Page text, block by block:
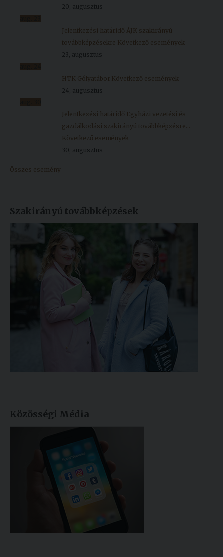
20, augusztus
Jelentkezési határidő ÁJK szakirányú
továbbképzésekre Következő események
23, augusztus
HTK Gólyatábor Következő események
24, augusztus
Jelentkezési határidő Egyházi vezetési és
gazdálkodási szakirányú továbbképzésre...
Következő események
30, augusztus
Összes esemény
Szakirányú továbbképzések
Közösségi Média